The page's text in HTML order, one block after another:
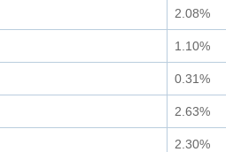
2.08%
1.10%
0.31%
2.63%
2.30%